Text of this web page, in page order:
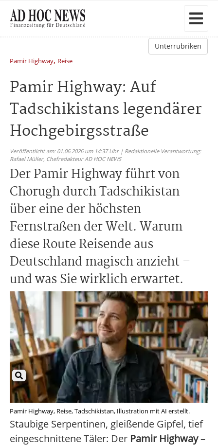
Unterrubriken
Pamir Highway, Reise
Pamir Highway: Auf
Tadschikistans legendärer
Hochgebirgsstraße
Veröffentlicht am: 01.06.2026 um 14:37 Uhr | Redaktionelle Verantwortung:
Rafael Müller, Chefredakteur AD HOC NEWS
Der Pamir Highway führt von
Chorugh durch Tadschikistan
über eine der höchsten
Fernstraßen der Welt. Warum
diese Route Reisende aus
Deutschland magisch anzieht –
und was Sie wirklich erwartet.
Pamir Highway, Reise, Tadschikistan, Illustration mit AI erstellt.
Staubige Serpentinen, gleißende Gipfel, tief
eingeschnittene Täler: Der Pamir Highway–